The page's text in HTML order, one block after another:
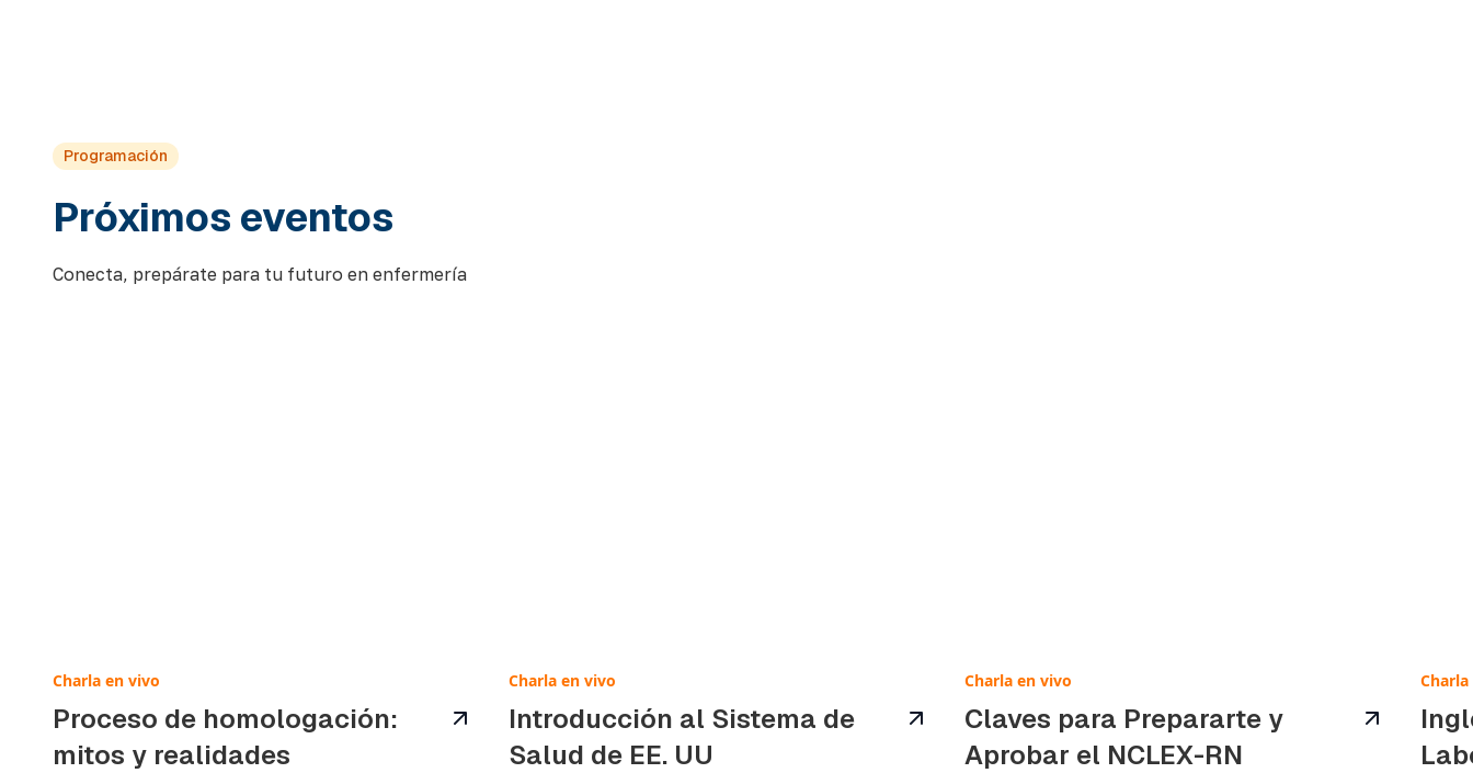
Programación
Próximos eventos
Conecta, prepárate para tu futuro en enfermería
Charla en vivo
Proceso de homologación:
mitos y realidades
Charla en vivo
Introducción al Sistema de
Salud de EE. UU
Charla en vivo
Claves para Prepararte y
Aprobar el NCLEX-RN